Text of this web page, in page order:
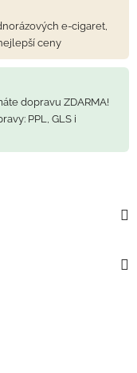
e-cigaret,
ceny
dopravu ZDARMA!
PPL, GLS i